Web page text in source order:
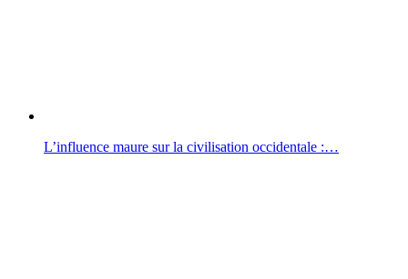
L’influence maure sur la civilisation occidentale :…